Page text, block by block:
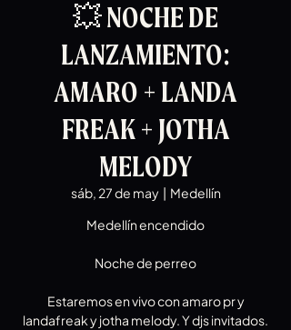
💥 NOCHE DE
LANZAMIENTO:
AMARO + LANDA
FREAK + JOTHA
MELODY
sáb, 27 de may
  |
Medellín
Medellín encendido
Noche de perreo
Estaremos en vivo con amaro pr y
landafreak y jotha melody. Y djs invitados.